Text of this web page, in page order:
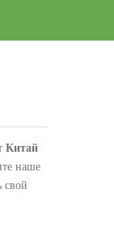
Китай
наше
свой